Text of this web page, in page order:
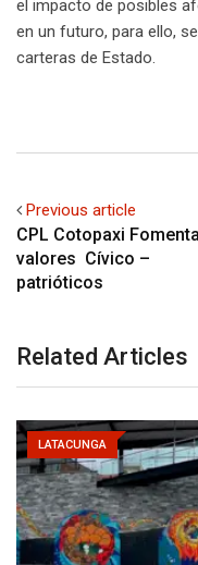
el impacto de posibles
en un futuro, para ello,
carteras de Estado.
Previous article
CPL Cotopaxi
valores Cívico –
patrióticos
Related Articles
LATACUNGA